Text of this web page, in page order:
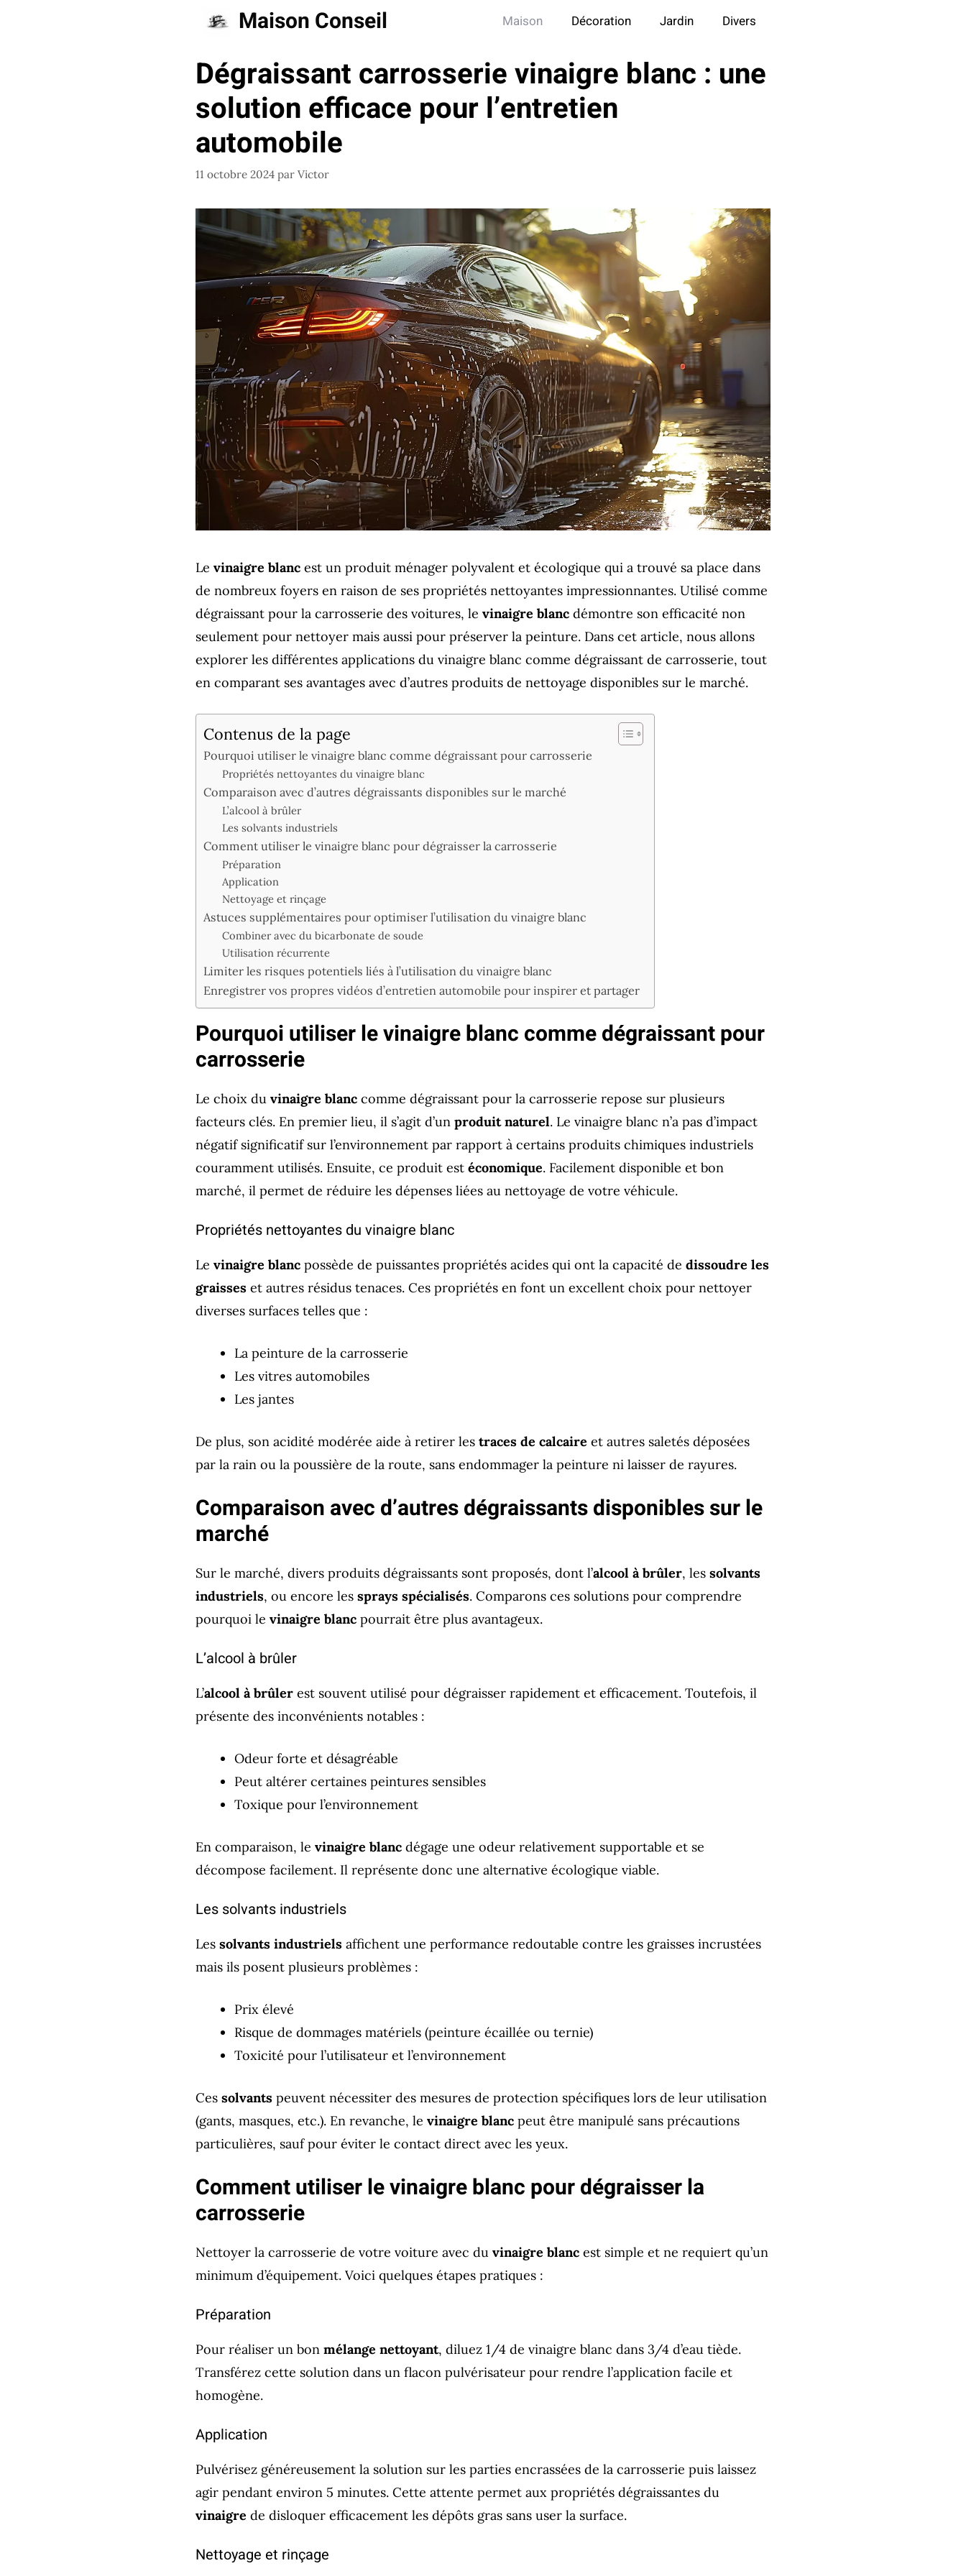
Maison Conseil Maison Décoration Jardin Divers
Dégraissant carrosserie vinaigre blanc : une
solution efficace pour l’entretien
automobile
11 octobre 2024 par Victor
Le vinaigre blanc est un produit ménager polyvalent et écologique qui a trouvé sa place dans
de nombreux foyers en raison de ses propriétés nettoyantes impressionnantes. Utilisé comme
dégraissant pour la carrosserie des voitures, le vinaigre blanc démontre son efficacité non
seulement pour nettoyer mais aussi pour préserver la peinture. Dans cet article, nous allons
explorer les différentes applications du vinaigre blanc comme dégraissant de carrosserie, tout
en comparant ses avantages avec d’autres produits de nettoyage disponibles sur le marché.
Contenus de la page
Pourquoi utiliser le vinaigre blanc comme dégraissant pour carrosserie
Propriétés nettoyantes du vinaigre blanc
Comparaison avec d’autres dégraissants disponibles sur le marché
L’alcool à brûler
Les solvants industriels
Comment utiliser le vinaigre blanc pour dégraisser la carrosserie
Préparation
Application
Nettoyage et rinçage
Astuces supplémentaires pour optimiser l’utilisation du vinaigre blanc
Combiner avec du bicarbonate de soude
Utilisation récurrente
Limiter les risques potentiels liés à l’utilisation du vinaigre blanc
Enregistrer vos propres vidéos d’entretien automobile pour inspirer et partager
Pourquoi utiliser le vinaigre blanc comme dégraissant pour
carrosserie
Le choix du vinaigre blanc comme dégraissant pour la carrosserie repose sur plusieurs
facteurs clés. En premier lieu, il s’agit d’un produit naturel. Le vinaigre blanc n’a pas d’impact
négatif significatif sur l’environnement par rapport à certains produits chimiques industriels
couramment utilisés. Ensuite, ce produit est économique. Facilement disponible et bon
marché, il permet de réduire les dépenses liées au nettoyage de votre véhicule.
Propriétés nettoyantes du vinaigre blanc
Le vinaigre blanc possède de puissantes propriétés acides qui ont la capacité de dissoudre les
graisses et autres résidus tenaces. Ces propriétés en font un excellent choix pour nettoyer
diverses surfaces telles que :
La peinture de la carrosserie
Les vitres automobiles
Les jantes
De plus, son acidité modérée aide à retirer les traces de calcaire et autres saletés déposées
par la rain ou la poussière de la route, sans endommager la peinture ni laisser de rayures.
Comparaison avec d’autres dégraissants disponibles sur le
marché
Sur le marché, divers produits dégraissants sont proposés, dont l’alcool à brûler, les solvants
industriels, ou encore les sprays spécialisés. Comparons ces solutions pour comprendre
pourquoi le vinaigre blanc pourrait être plus avantageux.
L’alcool à brûler
L’alcool à brûler est souvent utilisé pour dégraisser rapidement et efficacement. Toutefois, il
présente des inconvénients notables :
Odeur forte et désagréable
Peut altérer certaines peintures sensibles
Toxique pour l’environnement
En comparaison, le vinaigre blanc dégage une odeur relativement supportable et se
décompose facilement. Il représente donc une alternative écologique viable.
Les solvants industriels
Les solvants industriels affichent une performance redoutable contre les graisses incrustées
mais ils posent plusieurs problèmes :
Prix élevé
Risque de dommages matériels (peinture écaillée ou ternie)
Toxicité pour l’utilisateur et l’environnement
Ces solvants peuvent nécessiter des mesures de protection spécifiques lors de leur utilisation
(gants, masques, etc.). En revanche, le vinaigre blanc peut être manipulé sans précautions
particulières, sauf pour éviter le contact direct avec les yeux.
Comment utiliser le vinaigre blanc pour dégraisser la
carrosserie
Nettoyer la carrosserie de votre voiture avec du vinaigre blanc est simple et ne requiert qu’un
minimum d’équipement. Voici quelques étapes pratiques :
Préparation
Pour réaliser un bon mélange nettoyant, diluez 1/4 de vinaigre blanc dans 3/4 d’eau tiède.
Transférez cette solution dans un flacon pulvérisateur pour rendre l’application facile et
homogène.
Application
Pulvérisez généreusement la solution sur les parties encrassées de la carrosserie puis laissez
agir pendant environ 5 minutes. Cette attente permet aux propriétés dégraissantes du
vinaigre de disloquer efficacement les dépôts gras sans user la surface.
Nettoyage et rinçage